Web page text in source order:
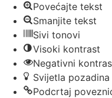
Povećajte tekst
Smanjite tekst
Sivi tonovi
Visoki kontrast
Negativni
Svijetla pozadina
Podcrtaj